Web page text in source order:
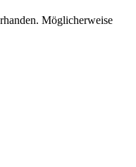
Möglicherweise